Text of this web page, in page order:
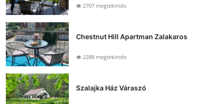
2707 megtekintés
Chestnut Hill Apartman Zalakaros
2288 megtekintés
Szalajka Ház Váraszó